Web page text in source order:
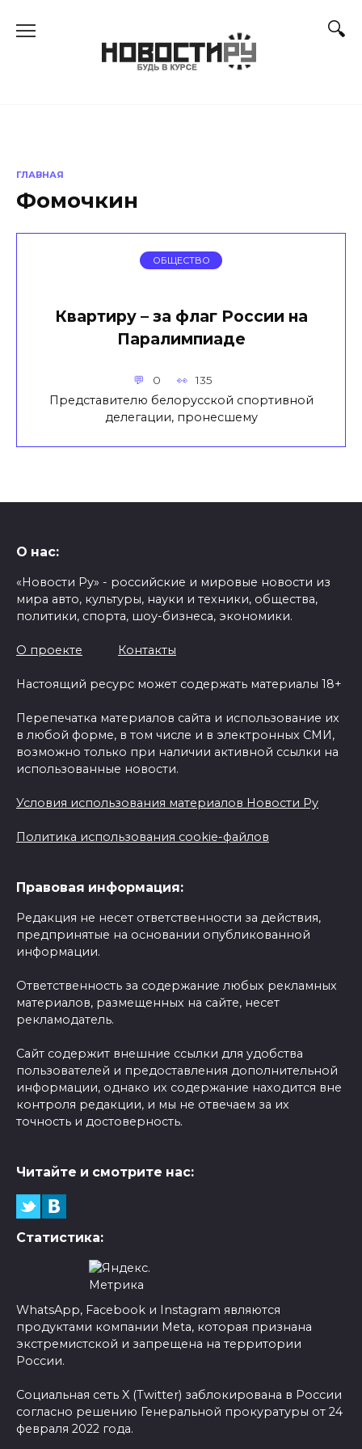
ГЛАВНАЯ
Фомочкин
ОБЩЕСТВО
Квартиру – за флаг России на
Паралимпиаде
0 135
Представителю белорусской спортивной
делегации, пронесшему
О нас:
«Новости Ру» - российские и мировые новости из
мира авто, культуры, науки и техники, общества,
политики, спорта, шоу-бизнеса, экономики.
О проекте Контакты
Настоящий ресурс может содержать материалы 18+
Перепечатка материалов сайта и использование их
в любой форме, в том числе и в электронных СМИ,
возможно только при наличии активной ссылки на
использованные новости.
Условия использования материалов Новости Ру
Политика использования cookie-файлов
Правовая информация:
Редакция не несет ответственности за действия,
предпринятые на основании опубликованной
информации.
Ответственность за содержание любых рекламных
материалов, размещенных на сайте, несет
рекламодатель.
Сайт содержит внешние ссылки для удобства
пользователей и предоставления дополнительной
информации, однако их содержание находится вне
контроля редакции, и мы не отвечаем за их
точность и достоверность.
Читайте и смотрите нас:
Статистика:
WhatsApp, Facebook и Instagram являются
продуктами компании Meta, которая признана
экстремистской и запрещена на территории
России.
Социальная сеть X (Twitter) заблокирована в России
согласно решению Генеральной прокуратуры от 24
февраля 2022 года.